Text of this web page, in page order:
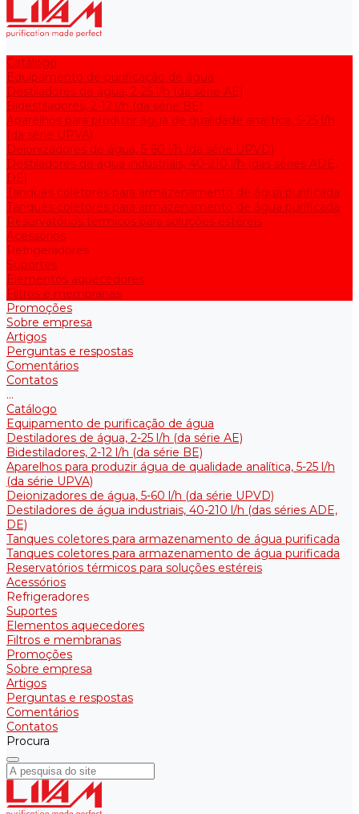
Catálogo
Equipamento de purificação de água
Destiladores de água, 2-25 l/h (da série АE)
Bidestiladores, 2-12 l/h (da série BE)
Aparelhos para produzir água de qualidade analítica, 5-25 l/h
(da série UPVA)
Deionizadores de água, 5-60 l/h (da série UPVD)
Destiladores de água industriais, 40-210 l/h (das séries ADE,
DE)
Tanques coletores para armazenamento de água purificada
Tanques coletores para armazenamento de água purificada
Reservatórios térmicos para soluções estéreis
Acessórios
Refrigeradores
Suportes
Elementos aquecedores
Filtros e membranas
Promoções
Sobre empresa
Artigos
Perguntas e respostas
Comentários
Contatos
...
Catálogo
Equipamento de purificação de água
Destiladores de água, 2-25 l/h (da série АE)
Bidestiladores, 2-12 l/h (da série BE)
Aparelhos para produzir água de qualidade analítica, 5-25 l/h
(da série UPVA)
Deionizadores de água, 5-60 l/h (da série UPVD)
Destiladores de água industriais, 40-210 l/h (das séries ADE,
DE)
Tanques coletores para armazenamento de água purificada
Tanques coletores para armazenamento de água purificada
Reservatórios térmicos para soluções estéreis
Acessórios
Refrigeradores
Suportes
Elementos aquecedores
Filtros e membranas
Promoções
Sobre empresa
Artigos
Perguntas e respostas
Comentários
Contatos
Procura